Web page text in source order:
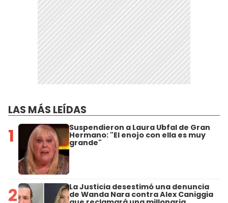
LAS MÁS LEÍDAS
1 Suspendieron a Laura Ubfal de Gran
Hermano: "El enojo con ella es muy
grande"
2 La Justicia desestimó una denuncia
de Wanda Nara contra Alex Caniggia